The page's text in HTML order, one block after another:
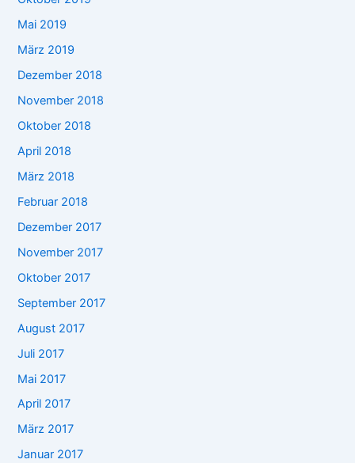
Mai 2019
März 2019
Dezember 2018
November 2018
Oktober 2018
April 2018
März 2018
Februar 2018
Dezember 2017
November 2017
Oktober 2017
September 2017
August 2017
Juli 2017
Mai 2017
April 2017
März 2017
Januar 2017